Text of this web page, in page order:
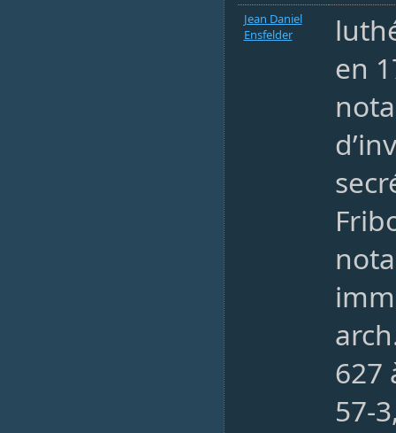
Jean Daniel
Ensfelder
en
627
57-